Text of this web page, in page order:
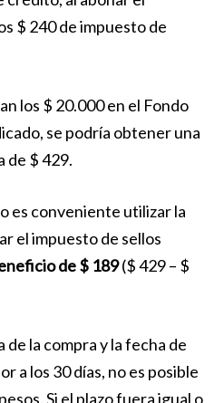
$ 240 de impuesto de
los $ 20.000 en el Fondo
se podría obtener una
de $ 429.
es conveniente utilizar la
el impuesto de sellos
de $ 189($ 429 – $
la compra y la fecha de
a los 30 días, no es posible
Si el plazo fuera igual o